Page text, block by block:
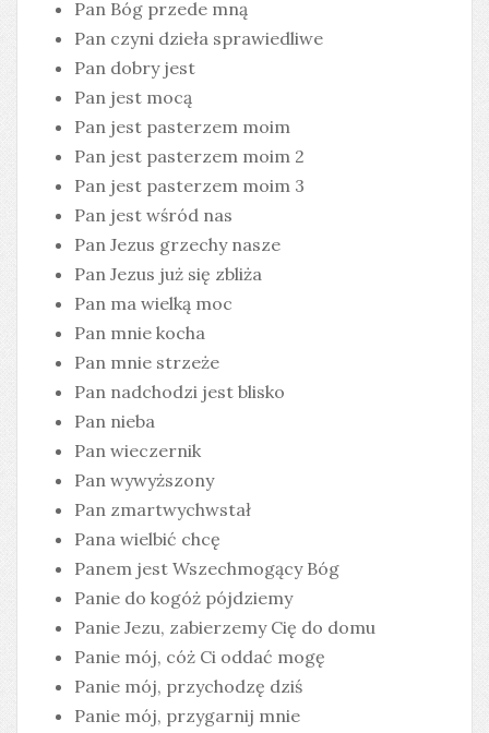
Pan Bóg przede mną
Pan czyni dzieła sprawiedliwe
Pan dobry jest
Pan jest mocą
Pan jest pasterzem moim
Pan jest pasterzem moim 2
Pan jest pasterzem moim 3
Pan jest wśród nas
Pan Jezus grzechy nasze
Pan Jezus już się zbliża
Pan ma wielką moc
Pan mnie kocha
Pan mnie strzeże
Pan nadchodzi jest blisko
Pan nieba
Pan wieczernik
Pan wywyższony
Pan zmartwychwstał
Pana wielbić chcę
Panem jest Wszechmogący Bóg
Panie do kogóż pójdziemy
Panie Jezu, zabierzemy Cię do domu
Panie mój, cóż Ci oddać mogę
Panie mój, przychodzę dziś
Panie mój, przygarnij mnie